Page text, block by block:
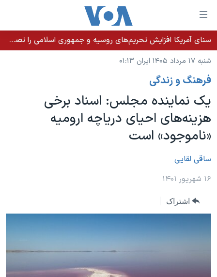
لینکهای
قابل
دسترسی
جهش
محتوای
اصلی
جهش
به
صفحه
جهش
به
خانه
نسخه سبک وب‌سایت
موضوع ها
ایران
آمریکا
جهان
ورزشی
برنامه های تلویزیونی
جدول برنامه ها
صفحه‌های ویژه
جام جهانی ۲۰۲۶
فرکانس‌های صدای آمریکا
پخش رادیویی
یادگیری زبان انگلیسی
سنای آمریکا افزایش تحریم‌های روسیه و جمهوری اسلامی را تصویب کرد؛ زلنسکی از این اقدام تشکر کرد
شنبه ۱۷ مرداد ۱۴۰۵ ایران ۰۱:۱۳
فرهنگ و زندگی
یک نماینده مجلس: اسناد برخی
هزینه‌های احیای دریاچه ارومیه
«ناموجود» است
ساقی لقایی
۱۶ شهریور ۱۴۰۱
اشتراک